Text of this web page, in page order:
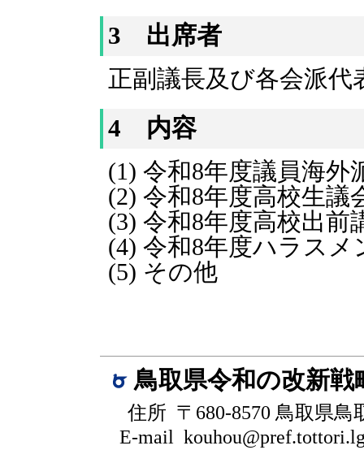
3 出席者
正副議長及び各会派代
4 内容
(1) 令和8年度議員海外
(2) 令和8年度高校生
(3) 令和8年度高校出
(4) 令和8年度ハラス
(5) その他
鳥取県令和の改新
住所 〒680-8570 鳥取県鳥
E-mail